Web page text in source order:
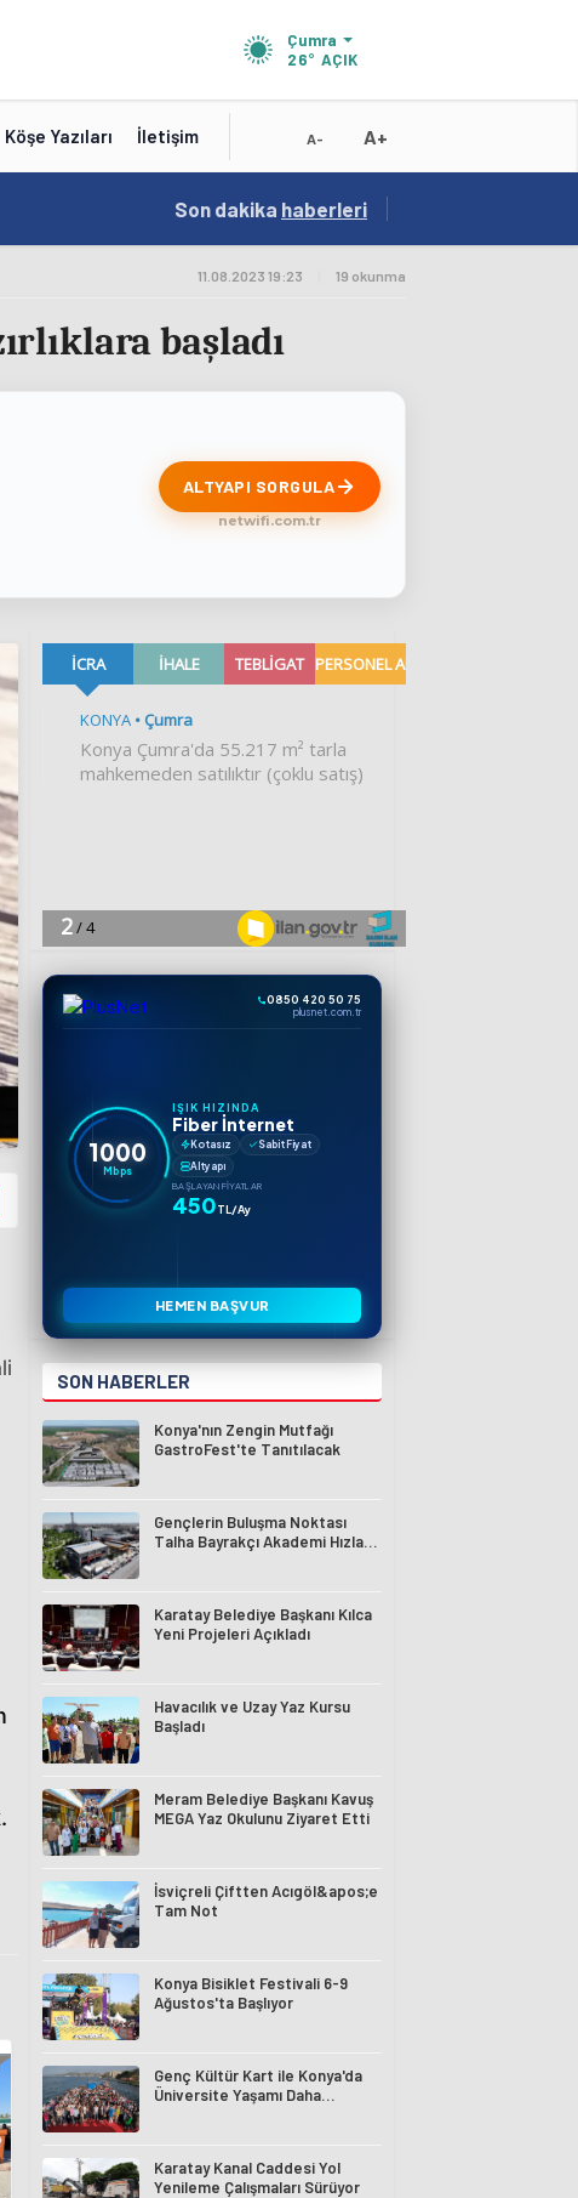
Çumra
26° AÇIK
Köşe Yazıları İletişim A- A+
18:58 / Gençlerin Buluşma Noktası Talha Bayrakçı
Son dakika haberleri
11.08.2023 19:23 19 okunma
başladı
ALTYAPI SORGULA
netwifi.com.tr
0850 420 50 75
plusnet.com.tr
1000
Mbps
IŞIK HIZINDA
Fiber İnternet
Kotasız
Sabit Fiyat
Altyapı
BAŞLAYAN FIYATLAR
450TL/Ay
HEMEN BAŞVUR
SON HABERLER
Konya'nın Zengin Mutfağı
GastroFest'te Tanıtılacak
Gençlerin Buluşma Noktası
Talha Bayrakçı Akademi Hızla
Karatay Belediye Başkanı Kılca
Yeni Projeleri Açıkladı
Havacılık ve Uzay Yaz Kursu
Başladı
Meram Belediye Başkanı Kavuş
MEGA Yaz Okulunu Ziyaret Etti
İsviçreli Çiftten Acıgöl&apos;e
Tam Not
Konya Bisiklet Festivali 6-9
Ağustos'ta Başlıyor
Genç Kültür Kart ile Konya'da
Üniversite Yaşamı Daha
Karatay Kanal Caddesi Yol
Yenileme Çalışmaları Sürüyor